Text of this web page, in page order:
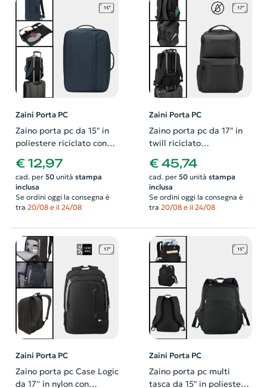
Zaini Porta PC
Zaino porta pc da 15" in
poliestere riciclato con
€ 12,97
cad. per 50unità stampa
inclusa
Se ordini oggi la consegna è
tra 20/08 e il 24/08
Zaini Porta PC
Zaino porta pc da 17" in
twill riciclato
tasche
€ 45,74
cad. per 50unità stampa
inclusa
Se ordini oggi la consegna è
tra 20/08 e il 24/08
Zaini Porta PC
Zaino porta pc Case Logic
da 17'' in nylon con
Zaini Porta PC
Zaino porta pc multi
tasca da 15" in poliestere